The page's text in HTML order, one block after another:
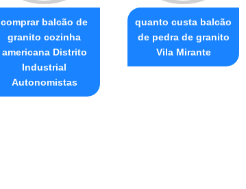
comprar balcão de
granito cozinha
americana Distrito
Industrial
Autonomistas
quanto custa balcão
de pedra de granito
Vila Mirante